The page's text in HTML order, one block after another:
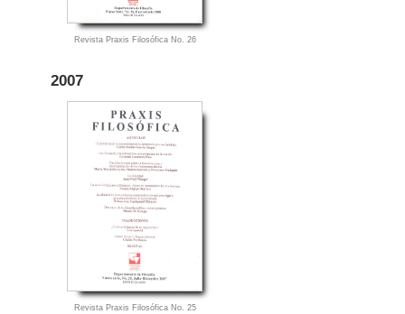
Revista Praxis Filosófica No. 26
2007
Revista Praxis Filosófica No. 25